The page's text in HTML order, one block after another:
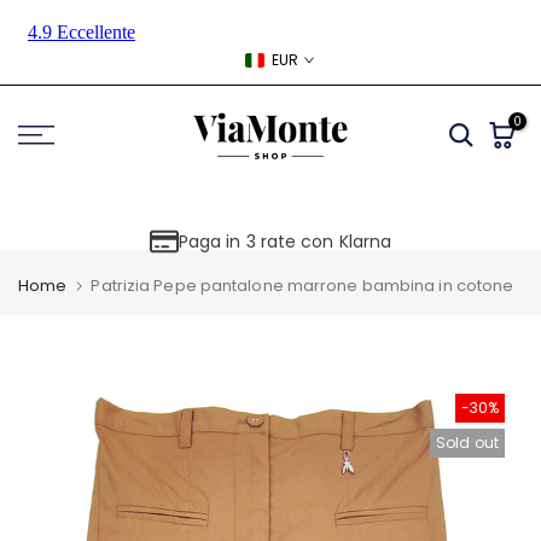
Skip
EUR
0
Paga in 3 rate con Klarna
Home Patrizia Pepe pantalone marrone bambina in cotone
-30%
Sold out